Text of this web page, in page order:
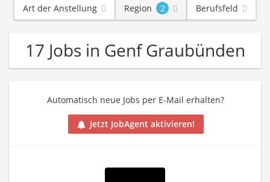
Art der Anstellung Region 2 Berufsfeld
17 Jobs in Genf Graubünden
Automatisch neue Jobs per E-Mail erhalten?
Jetzt JobAgent aktivieren!